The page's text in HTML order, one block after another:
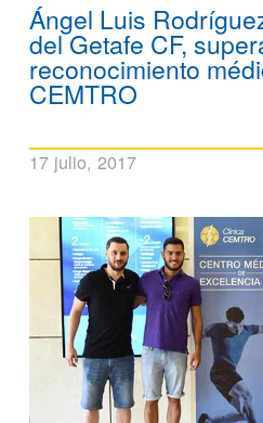
Ángel Luis
del Getafe CF,
reconocimiento
CEMTRO
17 julio, 2017